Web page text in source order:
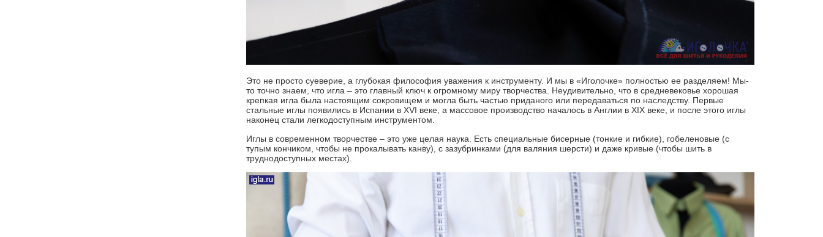
Это не просто суеверие, а глубокая философия уважения к инструменту. И мы в «Иголочке» полностью ее разделяем! Мы-
то точно знаем, что игла – это главный ключ к огромному миру творчества. Неудивительно, что в средневековье хорошая
крепкая игла была настоящим сокровищем и могла быть частью приданого или передаваться по наследству. Первые
стальные иглы появились в Испании в XVI веке, а массовое производство началось в Англии в XIX веке, и после этого иглы
наконец стали легкодоступным инструментом.
Иглы в современном творчестве – это уже целая наука. Есть специальные бисерные (тонкие и гибкие), гобеленовые (с
тупым кончиком, чтобы не прокалывать канву), с зазубринками (для валяния шерсти) и даже кривые (чтобы шить в
труднодоступных местах).